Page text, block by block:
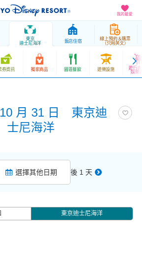
我的最愛
東京
迪士尼海洋
飯店住宿
線上預約＆購票
（只用英文）
券資訊 獨家商品 園區餐飲 遊樂設施 遊行表
娛樂
月 31 日 東京迪
士尼海洋
選擇其他日期 後 1 天
東京迪士尼海洋